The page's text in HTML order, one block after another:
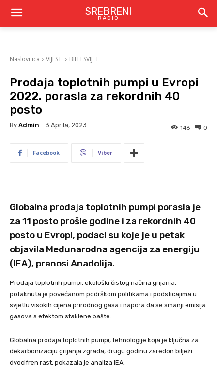
SREBRENI
RADIO
Naslovnica VIJESTI BIH I SVIJET
Prodaja toplotnih pumpi u Evropi
2022. porasla za rekordnih 40
posto
By Admin 3 Aprila, 2023 0
146
Facebook Viber
Globalna prodaja toplotnih pumpi porasla je
za 11 posto prošle godine i za rekordnih 40
posto u Evropi, podaci su koje je u petak
objavila Međunarodna agencija za energiju
(IEA), prenosi Anadolija.
Prodaja toplotnih pumpi, ekološki čistog načina grijanja,
potaknuta je povećanom podrškom politikama i podsticajima u
svjetlu visokih cijena prirodnog gasa i napora da se smanji emisija
gasova s efektom staklene bašte.
Globalna prodaja toplotnih pumpi, tehnologije koja je ključna za
dekarbonizaciju grijanja zgrada, drugu godinu zaredon bilježi
dvocifren rast, pokazala je analiza IEA.